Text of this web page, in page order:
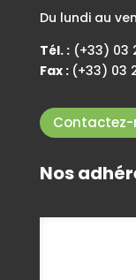
Du lundi au
Tél. :(+33) 03
Fax : (+33) 03
Contactez-
Nos